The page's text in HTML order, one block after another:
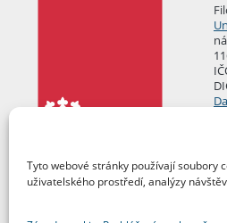
Tyto webové stránky používají soubory
uživatelského prostředí, analýzy